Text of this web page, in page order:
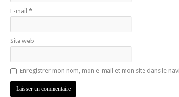
E-mail *
Site web
Enregistrer mon nom, mon e-mail et mon site dans le